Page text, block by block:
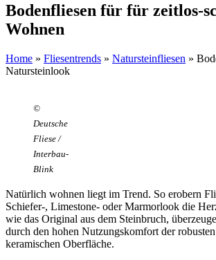
Bodenfliesen für für zeitlos-
Wohnen
Home » Fliesentrends » Natursteinfliesen »
Natursteinlook
©
Deutsche
Fliese /
Interbau-
Blink
Natürlich wohnen liegt im Trend. So erobern
Schiefer-, Limestone- oder Marmorlook die
wie das Original aus dem Steinbruch,
durch den hohen Nutzungskomfort der
keramischen Oberfläche.